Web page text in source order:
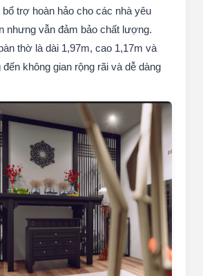
trợ hoàn hảo cho các nhà yêu
nhưng vẫn đảm bảo chất lượng.
thờ là dài 1,97m, cao 1,17m và
không gian rộng rãi và dễ dàng